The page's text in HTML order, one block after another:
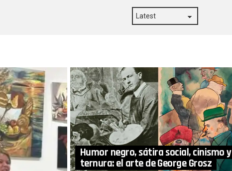
Humor negro, sátira social, cinismo y
ternura: el arte de George Grosz